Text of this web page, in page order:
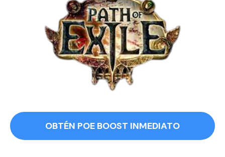
OBTÉN POE BOOST INMEDIATO